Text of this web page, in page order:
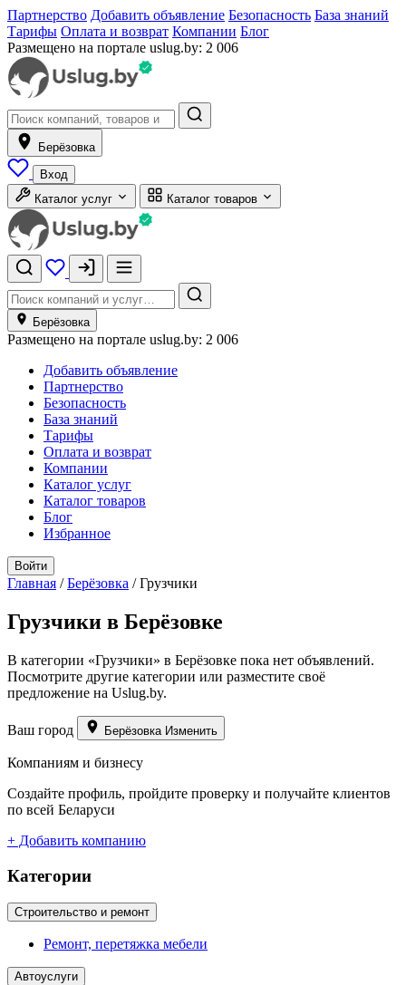
Партнерство Добавить объявление Безопасность База знаний
Тарифы Оплата и возврат Компании Блог
Размещено на портале uslug.by: 2 006
Берёзовка
Вход
Каталог услуг
Каталог товаров
Берёзовка
Размещено на портале uslug.by: 2 006
Добавить объявление
Партнерство
Безопасность
База знаний
Тарифы
Оплата и возврат
Компании
Каталог услуг
Каталог товаров
Блог
Избранное
Войти
Главная / Берёзовка / Грузчики
Грузчики в Берёзовке
В категории «Грузчики» в Берёзовке пока нет объявлений.
Посмотрите другие категории или разместите своё
предложение на Uslug.by.
Ваш город Берёзовка Изменить
Компаниям и бизнесу
Создайте профиль, пройдите проверку и получайте клиентов
по всей Беларуси
+ Добавить компанию
Категории
Строительство и ремонт
Ремонт, перетяжка мебели
Автоуслуги